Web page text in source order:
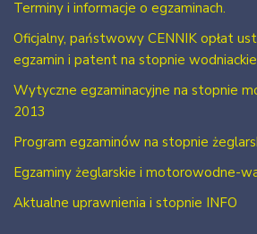
Terminy i informacje o egzaminach.
Oficjalny, państwowy CENNIK opłat
egzamin i patent na stopnie wodniackie
Wytyczne egzaminacyjne na stopnie
2013
Program egzaminów na stopnie
Egzaminy żeglarskie i motorowodne-
Aktualne uprawnienia i stopnie INFO